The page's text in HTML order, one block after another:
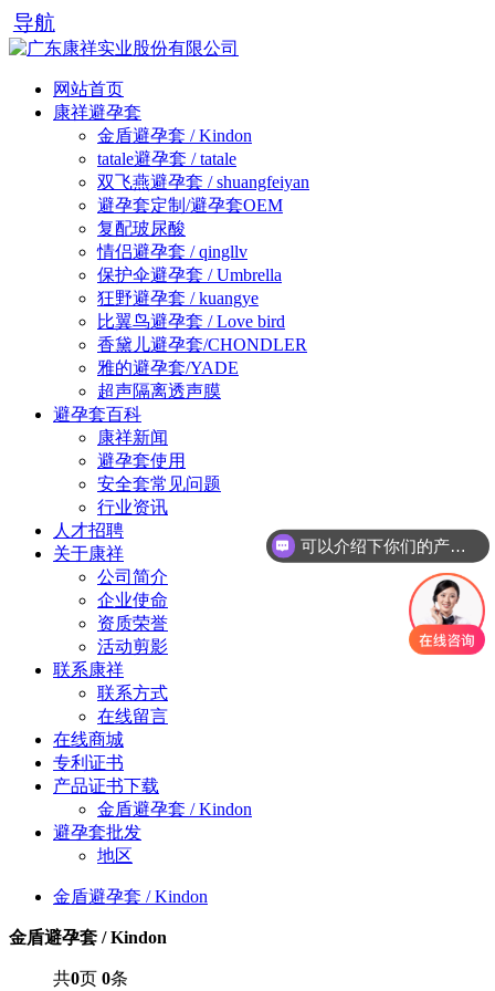
导航
网站首页
康祥避孕套
金盾避孕套 / Kindon
tatale避孕套 / tatale
双飞燕避孕套 / shuangfeiyan
避孕套定制/避孕套OEM
复配玻尿酸
情侣避孕套 / qingllv
保护伞避孕套 / Umbrella
狂野避孕套 / kuangye
比翼鸟避孕套 / Love bird
香黛儿避孕套/CHONDLER
雅的避孕套/YADE
超声隔离透声膜
避孕套百科
康祥新闻
避孕套使用
安全套常见问题
行业资讯
人才招聘
关于康祥
公司简介
企业使命
资质荣誉
活动剪影
联系康祥
联系方式
在线留言
在线商城
专利证书
产品证书下载
金盾避孕套 / Kindon
避孕套批发
地区
金盾避孕套 / Kindon
金盾避孕套 / Kindon
共0页 0条
可以介绍下你们的产品么？